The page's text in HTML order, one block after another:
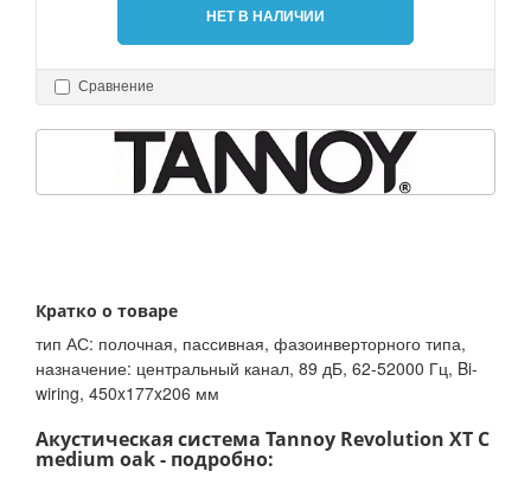
НЕТ В НАЛИЧИИ
Сравнение
Кратко о товаре
тип АС: полочная, пассивная, фазоинверторного типа,
назначение: центральный канал, 89 дБ, 62-52000 Гц, Bi-
wiring, 450x177x206 мм
Акустическая система Tannoy Revolution XT C
medium oak - подробно: